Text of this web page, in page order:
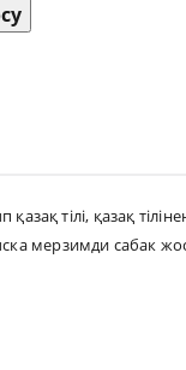
тілі, қазақ
мерзимди сабак